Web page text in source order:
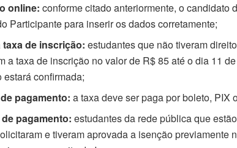
online: conforme citado anteriormente, o candidato
Participante para inserir os dados corretamente;
taxa de inscrição:estudantes que não tiveram
a taxa de inscrição no valor de R$ 85 até o dia 11
estará confirmada;
pagamento:a taxa deve ser paga por boleto, PIX
de pagamento:estudantes da rede pública que
e tiveram aprovada a isenção previamente